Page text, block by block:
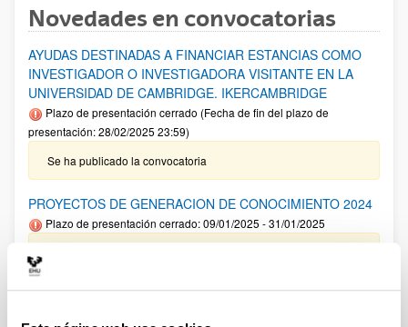
Novedades en convocatorias
AYUDAS DESTINADAS A FINANCIAR ESTANCIAS COMO
INVESTIGADOR O INVESTIGADORA VISITANTE EN LA
UNIVERSIDAD DE CAMBRIDGE. IKERCAMBRIDGE
Plazo de presentación cerrado (Fecha de fin del plazo de
presentación: 28/02/2025 23:59)
Se ha publicado la convocatoria
PROYECTOS DE GENERACION DE CONOCIMIENTO 2024
Plazo de presentación cerrado: 09/01/2025 - 31/01/2025